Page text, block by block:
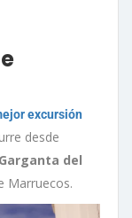
excursión
desde
del
Marruecos.